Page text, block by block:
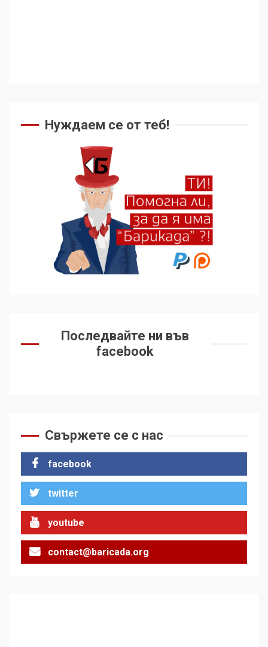
Нуждаем се от теб!
Последвайте ни във
facebook
Свържете се с нас
facebook
twitter
youtube
contact@baricada.org